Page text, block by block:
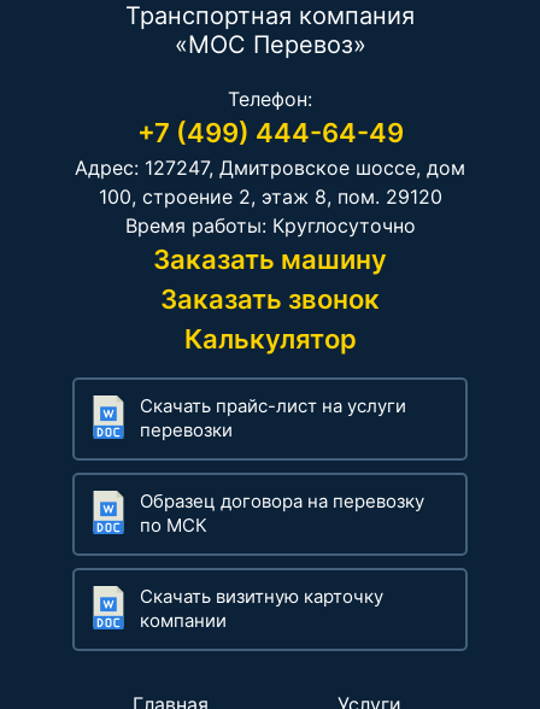
Транспортная компания
«МОС Перевоз»
Телефон:
+7 (499) 444-64-49
Адрес: 127247, Дмитровское шоссе, дом
100, строение 2, этаж 8, пом. 29120
Время работы: Круглосуточно
Заказать машину
Заказать звонок
Калькулятор
Скачать прайс-лист на услуги
перевозки
Образец договора на перевозку
по МСК
Скачать визитную карточку
компании